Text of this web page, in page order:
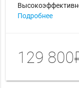
Подробнее
129